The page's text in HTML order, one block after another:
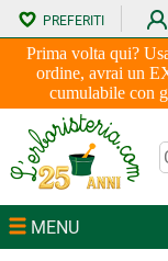
Prima volta qui?
ordine, avrai un
cumulabile con
PREFERITI
MENU